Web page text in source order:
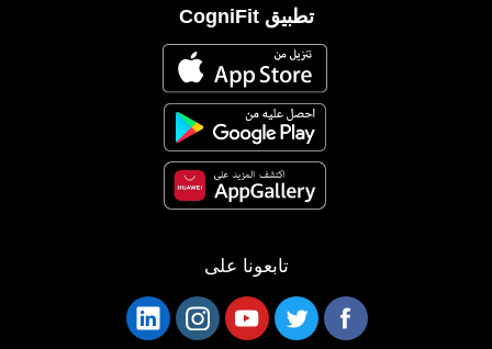
تطبيق CogniFit
تابعونا على